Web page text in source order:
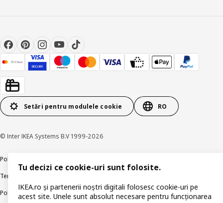
Setări pentru modulele cookie RO
© Inter IKEA Systems B.V 1999-2026
Politica de confidențialitate
Termeni și Condiții
Politica de publicare responsabilă
Accesibilitatea digitală
Tu decizi ce cookie-uri sunt folosite.
IKEA.ro și partenerii noștri digitali folosesc cookie-uri pe
acest site. Unele sunt absolut necesare pentru funcționarea